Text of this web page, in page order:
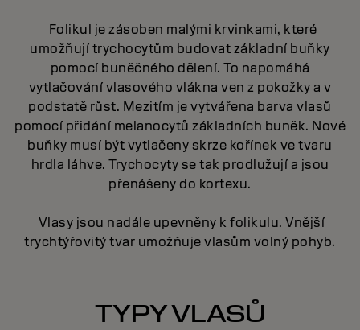
Folikul je zásoben malými krvinkami, které
umožňují trychocytům budovat základní buňky
pomocí buněčného dělení. To napomáhá
vytlačování vlasového vlákna ven z pokožky a v
podstatě růst. Mezitím je vytvářena barva vlasů
pomocí přidání melanocytů základních buněk. Nové
buňky musí být vytlačeny skrze kořínek ve tvaru
hrdla láhve. Trychocyty se tak prodlužují a jsou
přenášeny do kortexu.
Vlasy jsou nadále upevněny k folikulu. Vnější
trychtýřovitý tvar umožňuje vlasům volný pohyb.
TYPY VLASŮ